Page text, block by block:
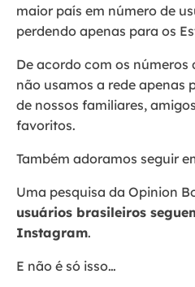
maior país em número de
perdendo apenas para os
De acordo com os
não usamos a rede apenas
de nossos familiares,
favoritos.
Também adoramos seguir
Uma pesquisa da Opinion
usuários brasileiros
Instagram.
E não é só isso…